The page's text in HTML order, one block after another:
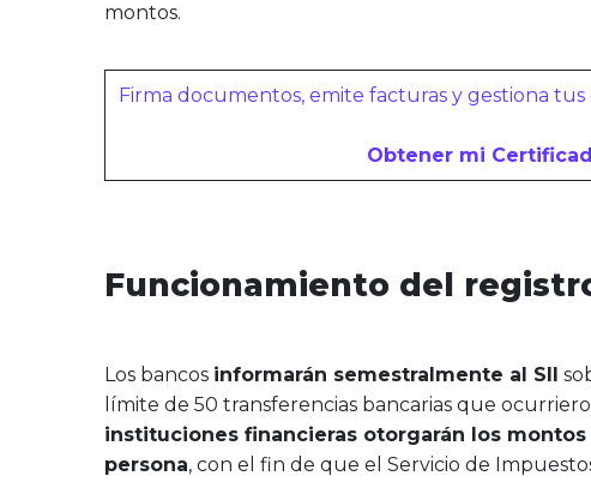
montos.
Firma documentos, emite facturas y gestiona tus
Obtener mi
Funcionamiento del
Los bancos informarán semestralmente al SII
límite de 50 transferencias bancarias que
instituciones financieras otorgarán los
persona, con el fin de que el Servicio de